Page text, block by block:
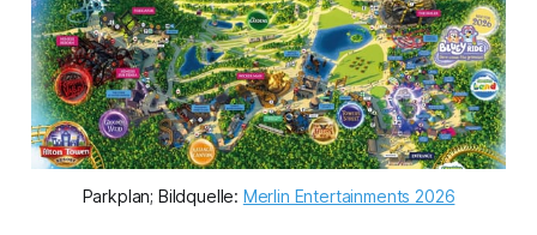
Parkplan; Bildquelle: Merlin Entertainments 2026